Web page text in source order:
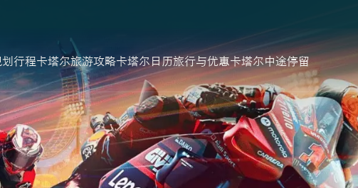
行程卡塔尔旅游攻略卡塔尔日历旅行与优惠卡塔尔中途停留